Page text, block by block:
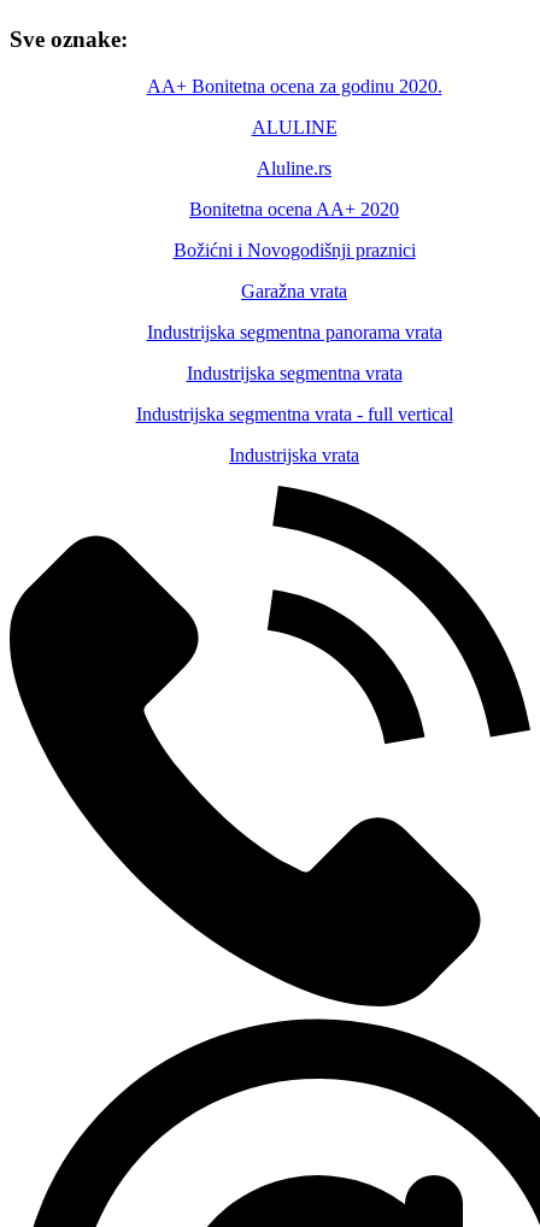
Sve oznake:
AA+ Bonitetna ocena za godinu 2020.
ALULINE
Aluline.rs
Bonitetna ocena AA+ 2020
Božićni i Novogodišnji praznici
Garažna vrata
Industrijska segmentna panorama vrata
Industrijska segmentna vrata
Industrijska segmentna vrata - full vertical
Industrijska vrata